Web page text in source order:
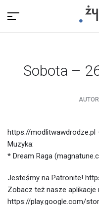
Sobota –
https://modlitwawdrodze.pl
Muzyka:
* Dream Raga
Jesteśmy na Patronite!
Zobacz też nasze aplikacje
https://play.google.com/